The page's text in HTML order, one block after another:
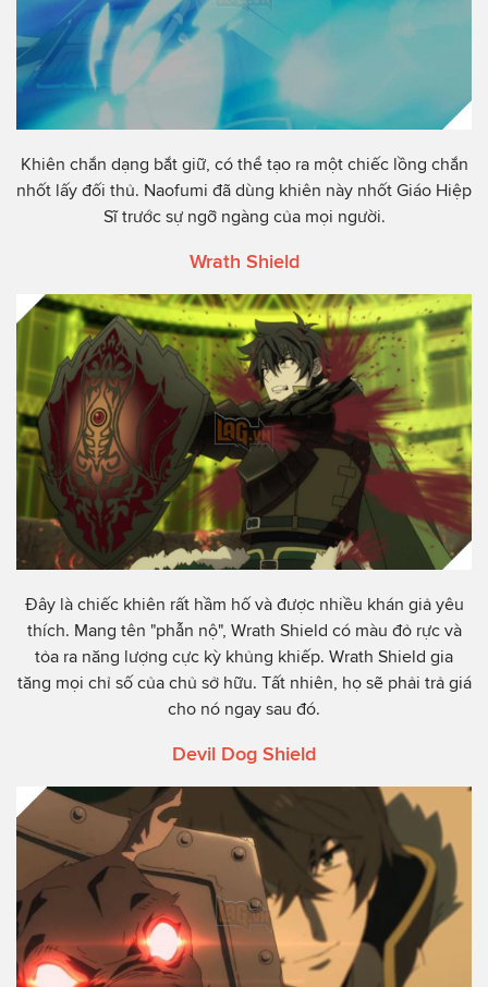
Khiên chắn dạng bắt giữ, có thể tạo ra một chiếc lồng chắn
nhốt lấy đối thủ. Naofumi đã dùng khiên này nhốt Giáo Hiệp
Sĩ trước sự ngỡ ngàng của mọi người.
Wrath Shield
Đây là chiếc khiên rất hầm hố và được nhiều khán giả yêu
thích. Mang tên "phẫn nộ", Wrath Shield có màu đỏ rực và
tỏa ra năng lượng cực kỳ khủng khiếp. Wrath Shield gia
tăng mọi chỉ số của chủ sở hữu. Tất nhiên, họ sẽ phải trả giá
cho nó ngay sau đó.
Devil Dog Shield